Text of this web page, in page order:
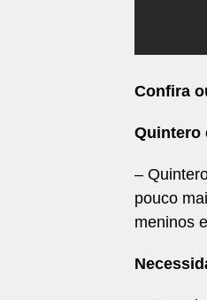
Confira
Quintero
–
pouco
meninos